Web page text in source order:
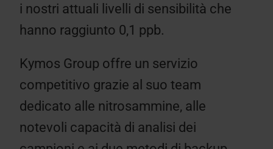
i nostri attuali livelli di sensibilità che
hanno raggiunto 0,1 ppb.
Kymos Group offre un servizio
competitivo grazie al suo team
dedicato alle nitrosammine, alle
notevoli capacità di analisi dei